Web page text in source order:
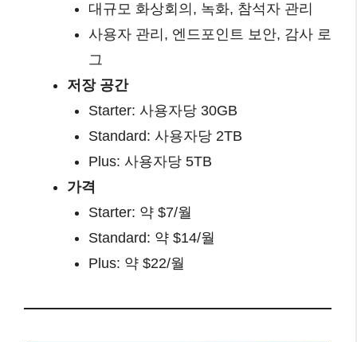
대규모 화상회의, 녹화, 참석자 관리
사용자 관리, 엔드포인트 보안, 감사 로
그
저장 공간
Starter: 사용자당 30GB
Standard: 사용자당 2TB
Plus: 사용자당 5TB
가격
Starter: 약 $7/월
Standard: 약 $14/월
Plus: 약 $22/월